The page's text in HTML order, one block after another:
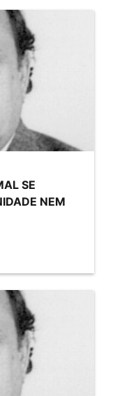
SE
NEM